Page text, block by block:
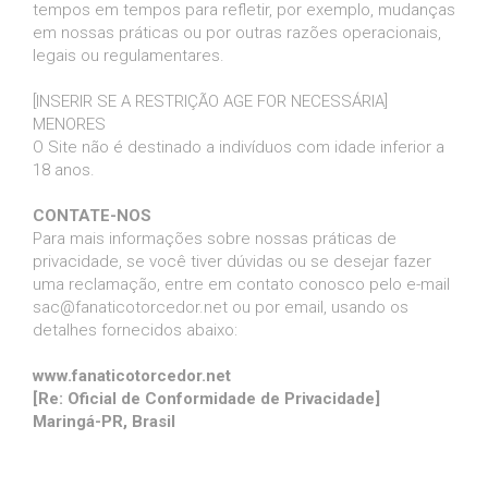
tempos em tempos para refletir, por exemplo, mudanças
em nossas práticas ou por outras razões operacionais,
legais ou regulamentares.
[INSERIR SE A RESTRIÇÃO AGE FOR NECESSÁRIA]
MENORES
O Site não é destinado a indivíduos com idade inferior a
18 anos.
CONTATE-NOS
Para mais informações sobre nossas práticas de
privacidade, se você tiver dúvidas ou se desejar fazer
uma reclamação, entre em contato conosco pelo e-mail
sac@fanaticotorcedor.net ou por email, usando os
detalhes fornecidos abaixo:
www.fanaticotorcedor.net
[Re: Oficial de Conformidade de Privacidade]
Maringá-PR, Brasil